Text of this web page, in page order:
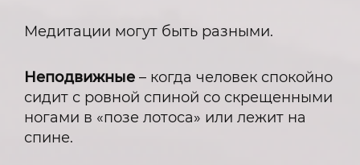
Медитации могут быть разными.
Неподвижные – когда человек спокойно
сидит с ровной спиной со скрещенными
ногами в «позе лотоса» или лежит на
спине.